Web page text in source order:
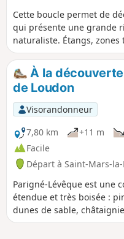
Cette boucle permet de
qui présente une grande
naturaliste. Étangs,
sèches, bois
paysages qui accueillent
busards, faucon
pourpré, pour la gent
marais ou drosera, pour le
À la
de Loudon
Visorandonneur
7,80 km
+11 m
Facile
Départ à Saint-Mars-
Parigné-Lévêque est une
étendue et très boisée :
dunes de sable,
sud. Le circuit permet de